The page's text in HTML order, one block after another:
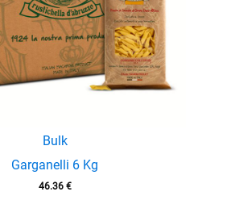
Bulk
Garganelli 6 Kg
46.36 €